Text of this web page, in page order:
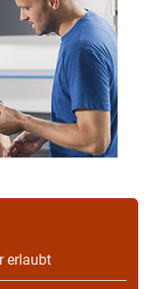
erlaubt